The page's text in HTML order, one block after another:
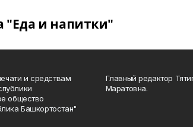
"Еда и напитки"
и средствам
общество
Башкортостан"
Главный редактор
Маратовна.